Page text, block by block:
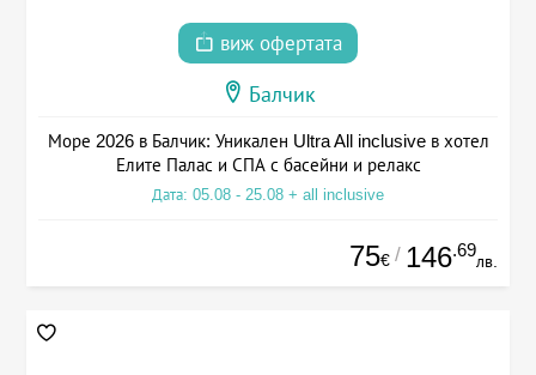
виж офертата
Балчик
Море 2026 в Балчик: Уникален Ultra All inclusive в хотел
Елите Палас и СПА с басейни и релакс
Дата: 05.08 - 25.08 + all inclusive
75€ / 146.69
лв.